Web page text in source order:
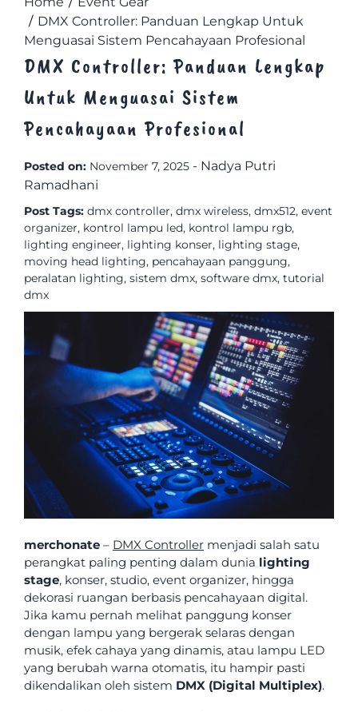
DMX Controller: Panduan Lengkap Untuk
Menguasai Sistem Pencahayaan Profesional
DMX Controller: Panduan Lengkap
Untuk Menguasai Sistem
Pencahayaan Profesional
Posted on: November 7, 2025 - Nadya Putri
Ramadhani
Post Tags: dmx controller, dmx wireless, dmx512, event
organizer, kontrol lampu led, kontrol lampu rgb,
lighting engineer, lighting konser, lighting stage,
moving head lighting, pencahayaan panggung,
peralatan lighting, sistem dmx, software dmx, tutorial
dmx
merchonate – DMX Controller menjadi salah satu
perangkat paling penting dalam dunia lighting
stage, konser, studio, event organizer, hingga
dekorasi ruangan berbasis pencahayaan digital.
Jika kamu pernah melihat panggung konser
dengan lampu yang bergerak selaras dengan
musik, efek cahaya yang dinamis, atau lampu LED
yang berubah warna otomatis, itu hampir pasti
dikendalikan oleh sistem DMX (Digital Multiplex).